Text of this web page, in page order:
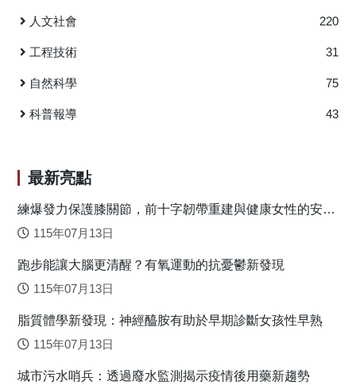
每天進行嚴格的訓練以提高他們的運動表現。因此，開發可
顯得重要。過去報導當歸補血湯對於強迫游泳後的雄性小鼠
具有良好的抗疲勞作用。我們之前報導複方中藥B307可以有
主要成分是人參、五味子、麥門冬和丹參。我們認為複方中
人蔘、丹蔘、搭配五味子、麥門冬研製而成的複方中藥
力的影響。實驗結果發現，複方中藥B307可以透過抑制疲
勞、緩解肌肉的氧化壓力和發炎，來強化耗竭游泳運動處理
一)。許多研究已經證實漢方中藥增補除有效增強骨骼肌收縮
力量外，也可以提昇心血管功能、促進代謝與呼吸功能，以
解高齡長輩肌肉無力症的問題。 圖一：研究團隊選擇由人
蔘、丹蔘、搭配五味子、麥門冬研製而成的科學中藥B307，
人文社會 220
工程技術 31
自然科學 75
科普報導 43
最新亮點
練爆發力保護膝關節，前十字韌帶重建與健康女性的安全
落地關鍵
115年07月13日
跑步能讓大腦更清醒？有氧運動的抗憂鬱新發現
115年07月13日
脂質體學新發現：神經醯胺有助於早期診斷女孩性早熟
115年07月13日
城市污水哨兵：透過廢水監測揭示疫情後用藥新趨勢